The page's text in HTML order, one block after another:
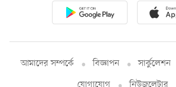
আমাদের সম্পর্কে বিজ্ঞাপন সার্কুলেশন